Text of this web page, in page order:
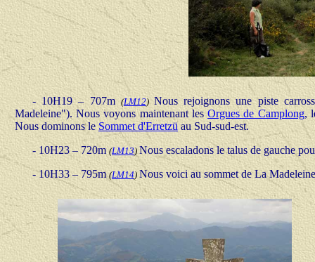
- 10H19 – 707m (LM12)Nous rejoignons une piste
Madeleine"). Nous voyons maintenant lesOrgues de Camplong,
Nous dominons leSommet d'Erretzü au Sud-sud-est.
- 10H23 – 720m (LM13)Nous escaladons le talus de gauche
- 10H33 – 795m(LM14) Nous voici au sommet de La